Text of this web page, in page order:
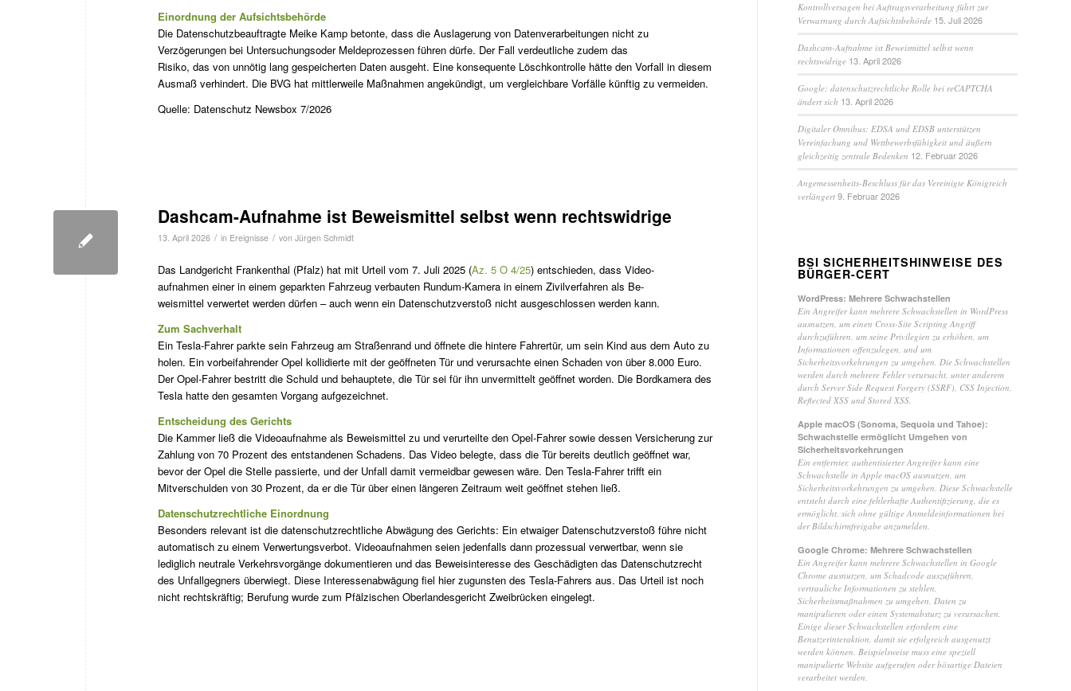
Einordnung der Aufsichtsbehörde
Die Datenschutzbeauftragte Meike Kamp betonte, dass die Auslagerung von Datenverarbeitungen nicht zu
Verzögerungen bei Untersuchungsoder Meldeprozessen führen dürfe. Der Fall verdeutliche zudem das
Risiko, das von unnötig lang gespeicherten Daten ausgeht. Eine konsequente Löschkontrolle hätte den Vorfall in diesem
Ausmaß verhindert. Die BVG hat mittlerweile Maßnahmen angekündigt, um vergleichbare Vorfälle künftig zu vermeiden.
Quelle: Datenschutz Newsbox 7/2026
Dashcam-Aufnahme ist Beweismittel selbst wenn rechtswidrige
13. April 2026 / in Ereignisse / von Jürgen Schmidt
Das Landgericht Frankenthal (Pfalz) hat mit Urteil vom 7. Juli 2025 (Az. 5 O 4/25) entschieden, dass Video-
aufnahmen einer in einem geparkten Fahrzeug verbauten Rundum-Kamera in einem Zivilverfahren als Be-
weismittel verwertet werden dürfen – auch wenn ein Datenschutzverstoß nicht ausgeschlossen werden kann.
Zum Sachverhalt
Ein Tesla-Fahrer parkte sein Fahrzeug am Straßenrand und öffnete die hintere Fahrertür, um sein Kind aus dem Auto zu
holen. Ein vorbeifahrender Opel kollidierte mit der geöffneten Tür und verursachte einen Schaden von über 8.000 Euro.
Der Opel-Fahrer bestritt die Schuld und behauptete, die Tür sei für ihn unvermittelt geöffnet worden. Die Bordkamera des
Tesla hatte den gesamten Vorgang aufgezeichnet.
Entscheidung des Gerichts
Die Kammer ließ die Videoaufnahme als Beweismittel zu und verurteilte den Opel-Fahrer sowie dessen Versicherung zur
Zahlung von 70 Prozent des entstandenen Schadens. Das Video belegte, dass die Tür bereits deutlich geöffnet war,
bevor der Opel die Stelle passierte, und der Unfall damit vermeidbar gewesen wäre. Den Tesla-Fahrer trifft ein
Mitverschulden von 30 Prozent, da er die Tür über einen längeren Zeitraum weit geöffnet stehen ließ.
Datenschutzrechtliche Einordnung
Besonders relevant ist die datenschutzrechtliche Abwägung des Gerichts: Ein etwaiger Datenschutzverstoß führe nicht
automatisch zu einem Verwertungsverbot. Videoaufnahmen seien jedenfalls dann prozessual verwertbar, wenn sie
lediglich neutrale Verkehrsvorgänge dokumentieren und das Beweisinteresse des Geschädigten das Datenschutzrecht
des Unfallgegners überwiegt. Diese Interessenabwägung fiel hier zugunsten des Tesla-Fahrers aus. Das Urteil ist noch
nicht rechtskräftig; Berufung wurde zum Pfälzischen Oberlandesgericht Zweibrücken eingelegt.
Kontrollversagen bei Auftragsverarbeitung führt zur
Verwarnung durch Aufsichtsbehörde 15. Juli 2026
Dashcam-Aufnahme ist Beweismittel selbst wenn
rechtswidrige 13. April 2026
Google: datenschutzrechtliche Rolle bei reCAPTCHA
ändert sich 13. April 2026
Digitaler Omnibus: EDSA und EDSB unterstützen
Vereinfachung und Wettbewerbsfähigkeit und äußern
gleichzeitig zentrale Bedenken 12. Februar 2026
Angemessenheits-Beschluss für das Vereinigte Königreich
verlängert 9. Februar 2026
BSI SICHERHEITSHINWEISE DES
BÜRGER-CERT
WordPress: Mehrere Schwachstellen
Ein Angreifer kann mehrere Schwachstellen in WordPress
ausnutzen, um einen Cross-Site Scripting Angriff
durchzuführen, um seine Privilegien zu erhöhen, um
Informationen offenzulegen, und um
Sicherheitsvorkehrungen zu umgehen. Die Schwachstellen
werden durch mehrere Fehler verursacht, unter anderem
durch Server Side Request Forgery (SSRF), CSS Injection,
Reflected XSS und Stored XSS.
Apple macOS (Sonoma, Sequoia und Tahoe):
Schwachstelle ermöglicht Umgehen von
Sicherheitsvorkehrungen
Ein entfernter, authentisierter Angreifer kann eine
Schwachstelle in Apple macOS ausnutzen, um
Sicherheitsvorkehrungen zu umgehen. Diese Schwachstelle
entsteht durch eine fehlerhafte Authentifizierung, die es
ermöglicht, sich ohne gültige Anmeldeinformationen bei
der Bildschirmfreigabe anzumelden.
Google Chrome: Mehrere Schwachstellen
Ein Angreifer kann mehrere Schwachstellen in Google
Chrome ausnutzen, um Schadcode auszuführen,
vertrauliche Informationen zu stehlen,
Sicherheitsmaßnahmen zu umgehen, Daten zu
manipulieren oder einen Systemabsturz zu verursachen.
Einige dieser Schwachstellen erfordern eine
Benutzerinteraktion, damit sie erfolgreich ausgenutzt
werden können. Beispielsweise muss eine speziell
manipulierte Website aufgerufen oder bösartige Dateien
verarbeitet werden.